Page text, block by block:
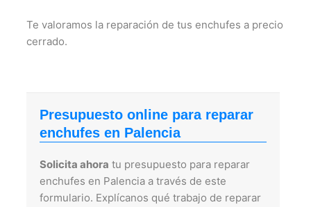
Te valoramos la reparación de tus enchufes a precio
cerrado.
Presupuesto online para reparar
enchufes en Palencia
Solicita ahora tu presupuesto para reparar
enchufes en Palencia a través de este
formulario. Explícanos qué trabajo de reparar